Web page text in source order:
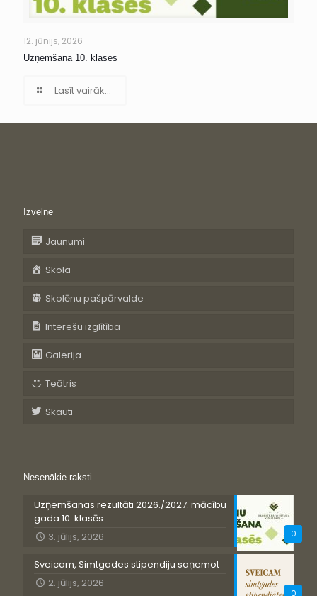
12. jūnijs, 2026
Uzņemšana 10. klasēs
Lasīt vairāk...
Izvēlne
Jaunumi
Skola
Skolēnu pašpārvalde
Interešu izglītība
Galerija
Teātris
Skauti
Nesenākie raksti
0
Uzņemšanas rezultāti 2026./2027. mācību
gada 10. klasēs
3. jūlijs, 2026
0
Sveicam, Simtgades stipendiju saņemot
2. jūlijs, 2026